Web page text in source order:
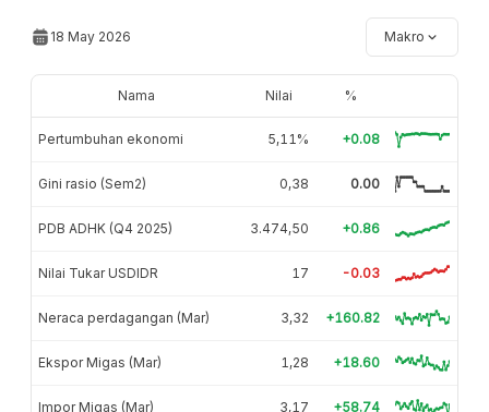
18 May 2026 Makro
Nama Nilai %
Pertumbuhan ekonomi 5,11% +0.08
Gini rasio (Sem2) 0,38 0.00
PDB ADHK (Q4 2025) 3.474,50 +0.86
Nilai Tukar USDIDR 17 -0.03
Neraca perdagangan (Mar) 3,32 +160.82
Ekspor Migas (Mar) 1,28 +18.60
Impor Migas (Mar) 3,17 +58.74